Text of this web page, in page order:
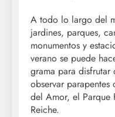
A todo lo largo del
jardines, parques,
monumentos y
verano se puede
grama para
observar parapentes
del Amor, el Parque
Reiche.